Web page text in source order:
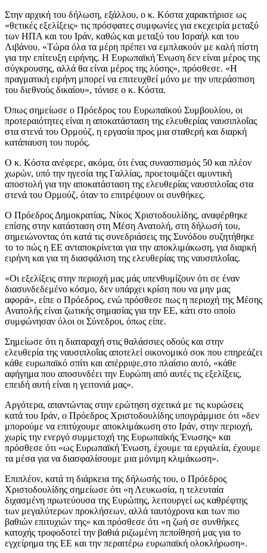
Στην αρχική του δήλωση, εξάλλου, ο κ. Κόστα χαρακτήρισε ως
«θετικές εξελίξεις» τις πρόσφατες συμφωνίες για εκεχειρία μεταξύ
των ΗΠΑ και του Ιράν, καθώς και μεταξύ του Ισραήλ και του
Λιβάνου. «Τώρα όλα τα μέρη πρέπει να εμπλακούν με καλή πίστη
για την επίτευξη ειρήνης. Η Ευρωπαϊκή Ένωση δεν είναι μέρος της
σύγκρουσης, αλλά θα είναι μέρος της λύσης», πρόσθεσε. «Η
πραγματική ειρήνη μπορεί να επιτευχθεί μόνο με την υπεράσπιση
του διεθνούς δικαίου», τόνισε ο κ. Κόστα.
Όπως σημείωσε ο Πρόεδρος του Ευρωπαϊκού Συμβουλίου, οι
προτεραιότητες είναι η αποκατάσταση της ελευθερίας ναυσιπλοΐας
στα στενά του Ορμούζ, η εργασία προς μια σταθερή και διαρκή
κατάπαυση του πυρός.
Ο κ. Κόστα ανέφερε, ακόμα, ότι ένας συνασπισμός 50 και πλέον
χωρών, υπό την ηγεσία της Γαλλίας, προετοιμάζει αμυντική
αποστολή για την αποκατάσταση της ελευθερίας ναυσιπλοΐας στα
στενά του Ορμούζ, όταν το επιτρέψουν οι συνθήκες.
Ο Πρόεδρος Δημοκρατίας, Νίκος Χριστοδουλίδης, αναφέρθηκε
επίσης στην κατάσταση στη Μέση Ανατολή, στη δήλωσή του,
σημειώνοντας ότι κατά τις συνεδριάσεις της Συνόδου συζητήθηκε
το το πώς η ΕΕ ανταποκρίνεται για την αποκλιμάκωση, για διαρκή
ειρήνη και για τη διασφάλιση της ελευθερίας της ναυσιπλοΐας.
«Οι εξελίξεις στην περιοχή μας μάς υπενθυμίζουν ότι σε έναν
διασυνδεδεμένο κόσμο, δεν υπάρχει κρίση που να μην μας
αφορά», είπε ο Πρόεδρος, ενώ πρόσθεσε πως η περιοχή της Μέσης
Ανατολής είναι ζωτικής σημασίας για την ΕΕ, κάτι στο οποίο
συμφώνησαν όλοι οι Σύνεδροι, όπως είπε.
Σημείωσε ότι η διαταραχή στις θαλάσσιες οδούς και στην
ελευθερία της ναυσιπλοΐας αποτελεί οικονομικό σοκ που επηρεάζει
κάθε ευρωπαϊκό σπίτι και απέρριψε,στο πλαίσιο αυτό, «κάθε
αφήγημα που αποσυνδέει την Ευρώπη από αυτές τις εξελίξεις,
επειδή αυτή είναι η γειτονιά μας».
Αργότερα, απαντώντας στην ερώτηση σχετικά με τις κυρώσεις
κατά του Ιράν, ο Πρόεδρος Χριστοδουλίδης υπογράμμισε ότι «δεν
μπορούμε να επιτύχουμε αποκλιμάκωση στο Ιράν, στην περιοχή,
χωρίς την ενεργό συμμετοχή της Ευρωπαϊκής Ένωσης» και
πρόσθεσε ότι «ως Ευρωπαϊκή Ένωση, έχουμε τα εργαλεία, έχουμε
τα μέσα για να διασφαλίσουμε μια μόνιμη κλιμάκωση».
Επιπλέον, κατά τη διάρκεια της δήλωσής του, ο Πρόεδρος
Χριστοδουλίδης σημείωσε ότι «η Λευκωσία, η τελευταία
διχασμένη πρωτεύουσα της Ευρώπης, λειτουργεί ως καθρέφτης
των μεγαλύτερων προκλήσεων, αλλά ταυτόχρονα και των πιο
βαθιών επιτυχιών της» και πρόσθεσε ότι «η ζωή σε συνθήκες
κατοχής τροφοδοτεί την βαθιά ριζωμένη πεποίθησή μας για το
εγχείρημα της ΕΕ και την περαιτέρω ευρωπαϊκή ολοκλήρωση».